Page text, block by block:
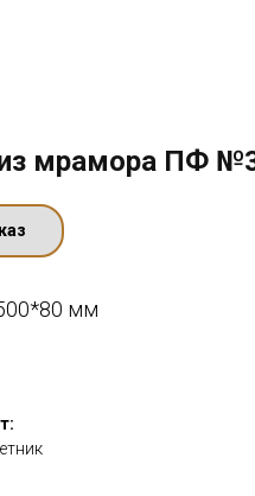
мрамора ПФ
мм